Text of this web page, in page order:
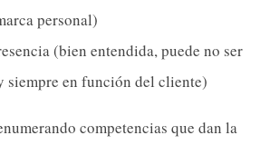
personal)
(bien entendida, puede no ser
siempre en función del cliente)
competencias que dan la